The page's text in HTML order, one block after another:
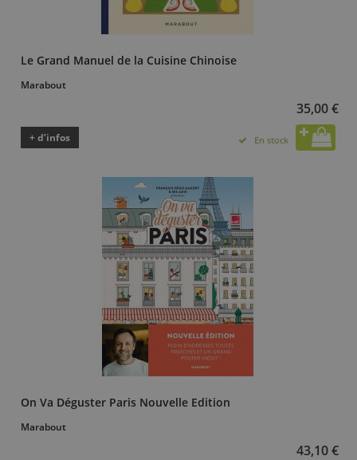
Le Grand Manuel de la Cuisine Chinoise
Marabout
35,00 €
+ d’infos En stock
On Va Déguster Paris Nouvelle Edition
Marabout
43,10 €